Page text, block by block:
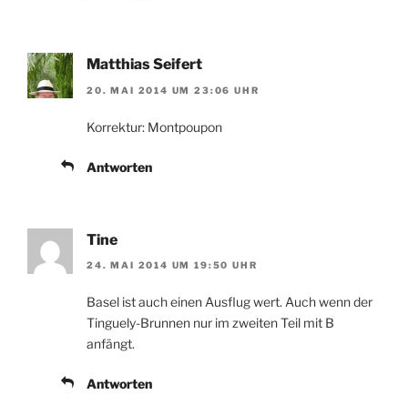
Matthias Seifert
20. MAI 2014 UM 23:06 UHR
Korrektur: Montpoupon
Antworten
Tine
24. MAI 2014 UM 19:50 UHR
Basel ist auch einen Ausflug wert. Auch wenn der
Tinguely-Brunnen nur im zweiten Teil mit B
anfängt.
Antworten